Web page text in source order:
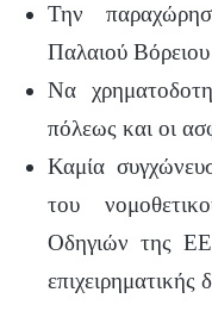
Την
Παλαιού
Να
πόλεως και οι
Καμία
του
Οδηγιών της ΕΕ
επιχειρηματικής